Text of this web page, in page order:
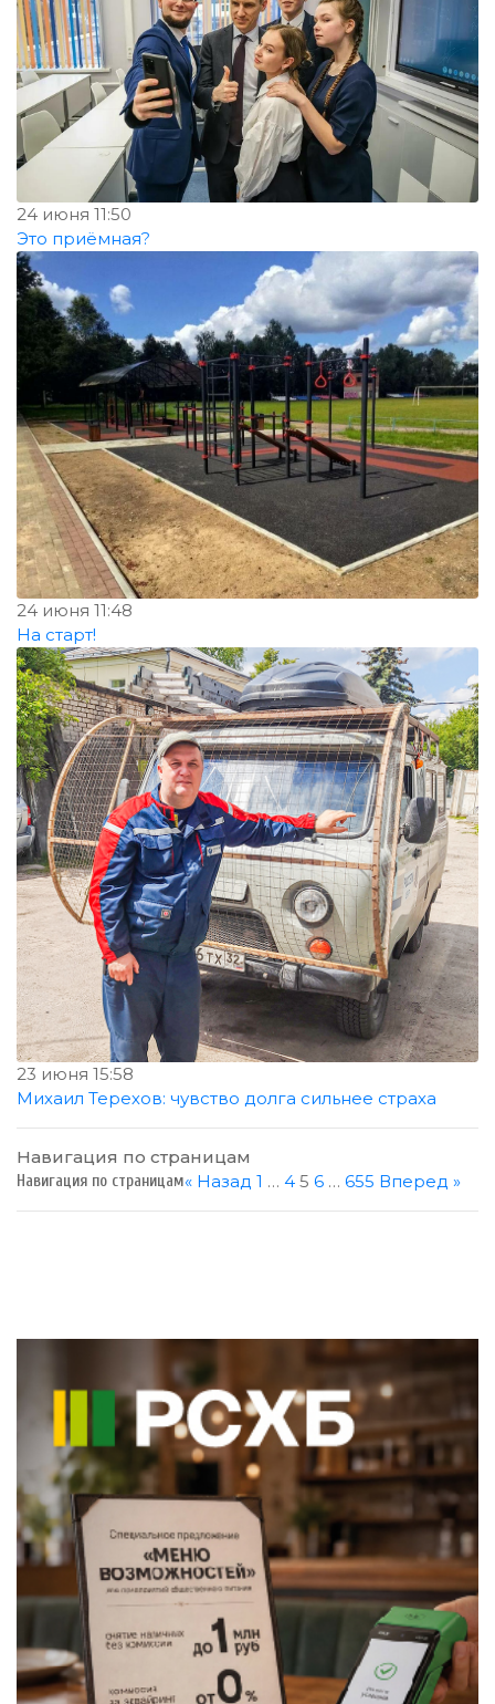
24 июня 11:50
Это приёмная?
24 июня 11:48
На старт!
23 июня 15:58
Михаил Терехов: чувство долга сильнее страха
Навигация по страницам
Навигация по страницам« Назад 1 … 4 5 6 … 655 Вперед »